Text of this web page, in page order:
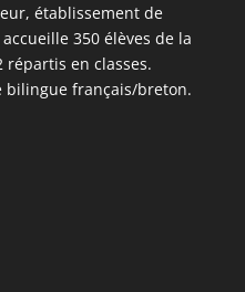
établissement de
350 élèves de la
en classes.
bilingue français/breton.